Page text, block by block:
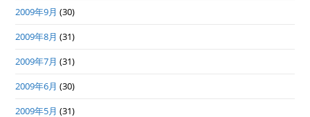
2009年9月 (30)
2009年8月 (31)
2009年7月 (31)
2009年6月 (30)
2009年5月 (31)